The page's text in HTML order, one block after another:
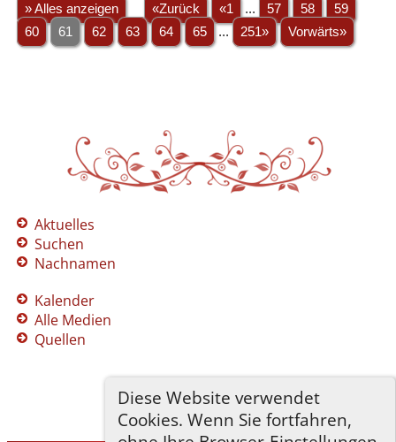
Diese Website verwendet
Cookies. Wenn Sie fortfahren,
» Alles anzeigen «Zurück «1 ... 57 58
59
60
61 62 63 64 65 ... 251» Vorwärts»
Aktuelles
Suchen
Nachnamen
Kalender
Alle Medien
Quellen